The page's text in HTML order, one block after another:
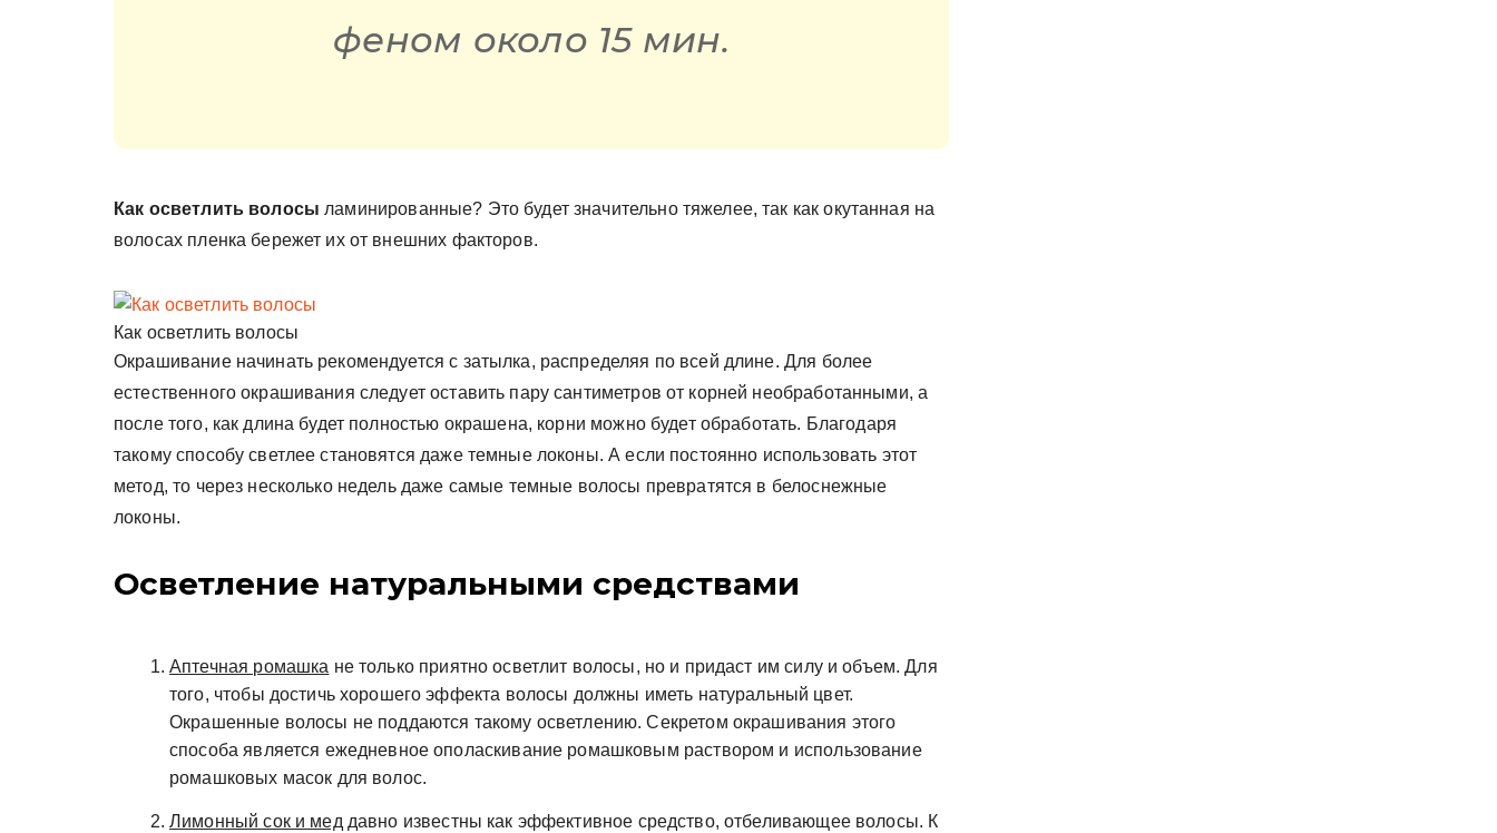
феном около 15 мин.
Как осветлить волосы ламинированные? Это будет значительно тяжелее, так как окутанная на
волосах пленка бережет их от внешних факторов.
Как осветлить волосы
Окрашивание начинать рекомендуется с затылка, распределяя по всей длине. Для более
естественного окрашивания следует оставить пару сантиметров от корней необработанными, а
после того, как длина будет полностью окрашена, корни можно будет обработать. Благодаря
такому способу светлее становятся даже темные локоны. А если постоянно использовать этот
метод, то через несколько недель даже самые темные волосы превратятся в белоснежные
локоны.
Осветление натуральными средствами
Аптечная ромашка не только приятно осветлит волосы, но и придаст им силу и объем. Для
того, чтобы достичь хорошего эффекта волосы должны иметь натуральный цвет.
Окрашенные волосы не поддаются такому осветлению. Секретом окрашивания этого
способа является ежедневное ополаскивание ромашковым раствором и использование
ромашковых масок для волос.
Лимонный сок и мед давно известны как эффективное средство, отбеливающее волосы. К